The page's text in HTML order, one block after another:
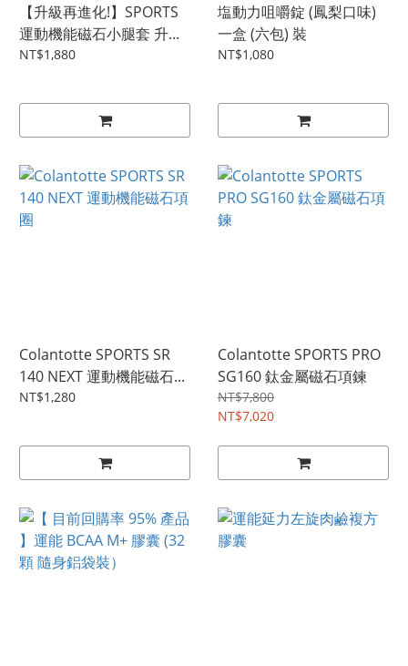
【升級再進化!】SPORTS
運動機能磁石小腿套 升...
NT$1,880
塩動力咀嚼錠 (鳳梨口味)
一盒 (六包) 裝
NT$1,080
Colantotte SPORTS SR
140 NEXT 運動機能磁石...
NT$1,280
Colantotte SPORTS PRO
SG160 鈦金屬磁石項鍊
NT$7,800
NT$7,020